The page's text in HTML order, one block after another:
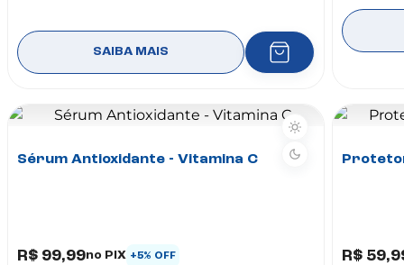
SAIBA MAIS
Sérum Antioxidante - Vitamina C
R$ 99,99no PIX +5% OFF R$